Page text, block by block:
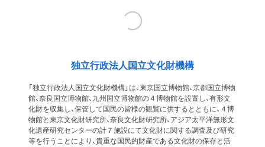
独立行政法人国立文化財機構
「独立行政法人国立文化財機構」は、東京国立博物館、京都国立博物
館、奈良国立博物館、九州国立博物館の４博物館を設置し、有形文
化財を収集し、保管して国民の皆様の観覧に供するとともに、４博
物館と東京文化財研究所、奈良文化財研究所、アジア太平洋無形文
化遺産研究センターの計７施設にて文化財に関する調査及び研究
等を行うことにより、貴重な国民的財産である文化財の保存と活